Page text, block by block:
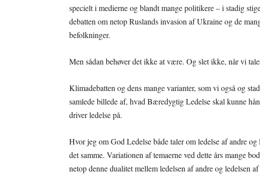
specielt i medierne og blandt mange politikere – i stadig
debatten om netop Ruslands invasion af Ukraine og de
befolkninger.
Men sådan behøver det ikke at være. Og slet ikke, når vi
Klimadebatten og dens mange varianter, som vi også og
samlede billede af, hvad Bæredygtig Ledelse skal kunne
driver ledelse på.
Hvor jeg om God Ledelse både taler om ledelse af andre
det samme. Variationen af temaerne ved dette års mange
netop denne dualitet mellem ledelsen af andre og ledelsen